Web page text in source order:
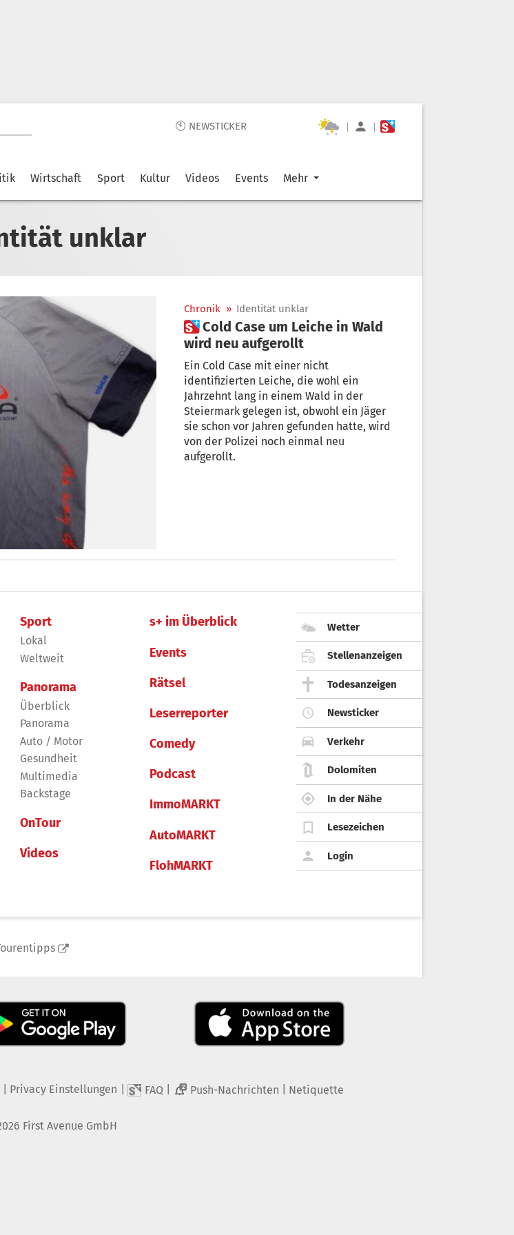
🕙 NEWSTICKER | |
Wirtschaft Sport Kultur Videos Events Mehr
unklar
Chronik » Identität unklar
 Cold Case um Leiche in Wald
wird neu aufgerollt
Ein Cold Case mit einer nicht
identifizierten Leiche, die wohl ein
Jahrzehnt lang in einem Wald in der
Steiermark gelegen ist, obwohl ein Jäger
sie schon vor Jahren gefunden hatte, wird
von der Polizei noch einmal neu
aufgerollt.
Sport
Lokal
Weltweit
Panorama
Überblick
Panorama
Auto / Motor
Gesundheit
Multimedia
Backstage
OnTour
Videos
s+ im Überblick
Events
Rätsel
Leserreporter
Comedy
Podcast
ImmoMARKT
AutoMARKT
FlohMARKT
Wetter
Stellenanzeigen
Todesanzeigen
Newsticker
Verkehr
Dolomiten
In der Nähe
Lesezeichen
Login
| Privacy Einstellungen FAQ 2 Push-Nachrichten Netiquette
First Avenue GmbH